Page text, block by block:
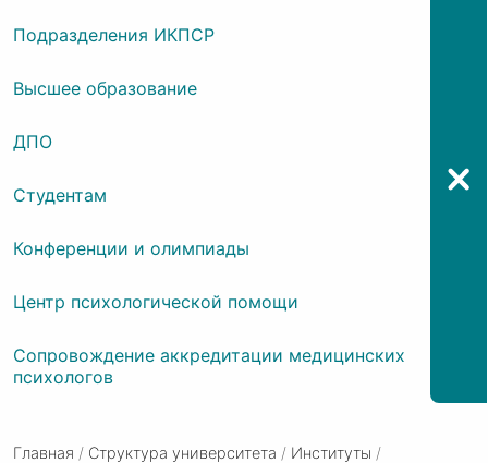
Подразделения ИКПСР
Высшее образование
ДПО
Студентам
Конференции и олимпиады
Центр психологической помощи
Сопровождение аккредитации медицинских
психологов
Главная / Структура университета / Институты /